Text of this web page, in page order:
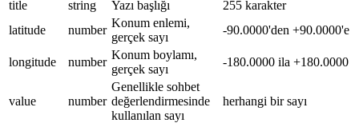
title
string Yazı başlığı
255 karakter
latitude
number
Konum enlemi,
gerçek sayı
-90.0000'den +90.0000'e
longitude number
Konum boylamı,
gerçek sayı
-180.0000 ila +180.0000
value number
Genellikle sohbet
değerlendirmesinde
kullanılan sayı
herhangi bir sayı